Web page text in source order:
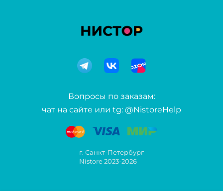
Вопросы по заказам:
чат на сайте или tg: @NistoreHelp
г. Санкт-Петербург
Nistore 2023-2026